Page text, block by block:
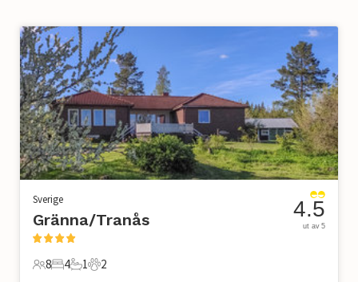
Sverige
Gränna/Tranås
8 Gjester
8
4 Soverom
4
1 Bad
1
2 Kjæledyr
2
4.5
ut av 5